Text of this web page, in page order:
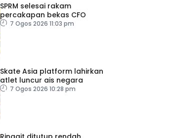
SPRM selesai rakam
percakapan bekas CFO
7 Ogos 2026 11:03 pm
Skate Asia platform lahirkan
atlet luncur ais negara
7 Ogos 2026 10:28 pm